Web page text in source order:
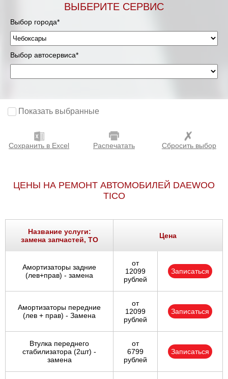
ВЫБЕРИТЕ СЕРВИС
Выбор города*
Выбор автосервиса*
Показать выбранные
Сохранить в Excel Распечатать Сбросить выбор
ЦЕНЫ НА РЕМОНТ АВТОМОБИЛЕЙ DAEWOO
TICO
Название услуги:
замена запчастей, ТО
Цена
Амортизаторы задние
(лев+прав) - замена
от
12099
рублей
Записаться
Амортизаторы передние
(лев + прав) - Замена
от
12099
рублей
Записаться
Втулка переднего
стабилизатора (2шт) -
замена
от
6799
рублей
Записаться